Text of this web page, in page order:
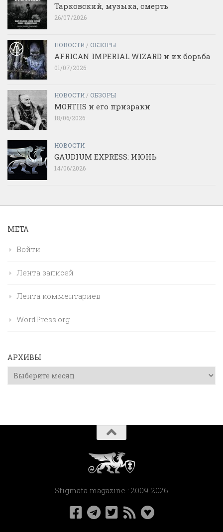
Тарковский, музыка, смерть
26/07/2026
НОВОСТИ / ОБЗОРЫ
AFRICAN IMPERIAL WIZARD и их борьба
01/07/2026
НОВОСТИ / ОБЗОРЫ
MORTIIS и его призраки
18/06/2026
НОВОСТИ
GAUDIUM EXPRESS: ИЮНЬ
14/06/2026
МЕТА
Войти
Лента записей
Лента комментариев
WordPress.org
АРХИВЫ
Архивы
Stigmata magazine : 2009-2026